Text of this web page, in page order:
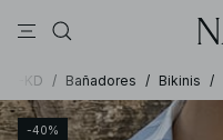
NA-KD / Bañadores / Bikinis /
-40%